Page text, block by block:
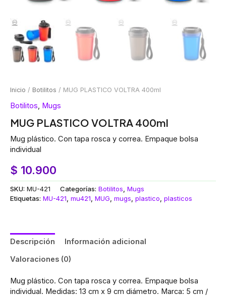
Inicio / Botilitos / MUG PLASTICO VOLTRA 400ml
Botilitos, Mugs
MUG PLASTICO VOLTRA 400ml
Mug plástico. Con tapa rosca y correa. Empaque bolsa
individual
$ 10.900
SKU: MU-421 Categorías: Botilitos, Mugs
Etiquetas: MU-421, mu421, MUG, mugs, plastico, plasticos
Descripción
Información adicional
Valoraciones (0)
Mug plástico. Con tapa rosca y correa. Empaque bolsa
individual. Medidas: 13 cm x 9 cm diámetro. Marca: 5 cm /